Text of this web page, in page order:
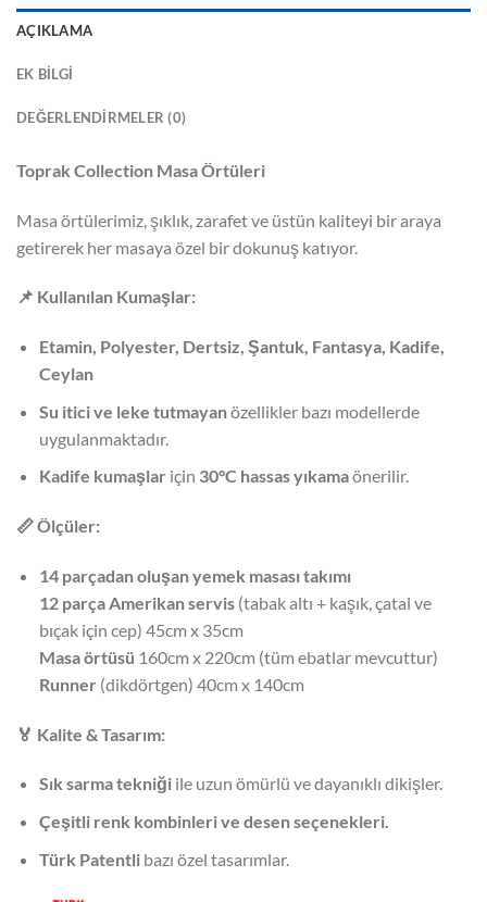
AÇIKLAMA
EK BILGI
DEĞERLENDIRMELER (0)
Toprak Collection Masa Örtüleri
Masa örtülerimiz, şıklık, zarafet ve üstün kaliteyi bir araya
getirerek her masaya özel bir dokunuş katıyor.
📌 Kullanılan Kumaşlar:
Etamin, Polyester, Dertsiz, Şantuk, Fantasya, Kadife,
Ceylan
Su itici ve leke tutmayanözellikler bazı modellerde
uygulanmaktadır.
Kadife kumaşlar için 30°C hassas yıkamaönerilir.
📏Ölçüler:
14 parçadan oluşan yemek masası takımı
12 parça Amerikan servis(tabak altı + kaşık, çatal ve
bıçak için cep) 45cm x 35cm
Masa örtüsü 160cm x 220cm (tüm ebatlar mevcuttur)
Runner (dikdörtgen) 40cm x 140cm
🏅 Kalite & Tasarım:
Sık sarma tekniğiile uzun ömürlü ve dayanıklı dikişler.
Çeşitli renk kombinleri ve desen seçenekleri.
Türk Patentlibazı özel tasarımlar.